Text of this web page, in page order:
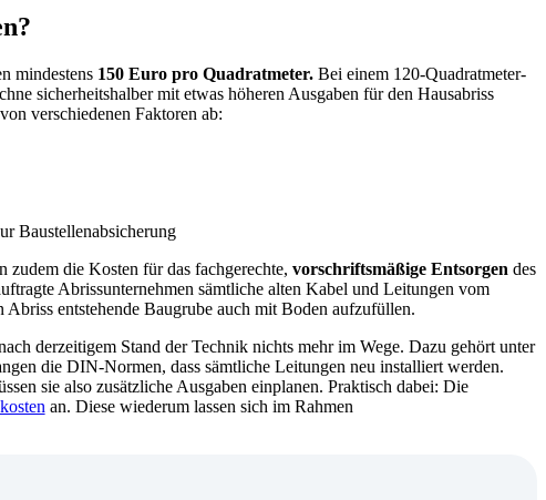
mindestens 150 Euro pro Quadratmeter.Bei einem 120-Quadratmeter-
sicherheitshalber mit etwas höheren Ausgaben für den Hausabriss
verschiedenen Faktoren ab:
Baustellenabsicherung
zudem die Kosten für das fachgerechte, vorschriftsmäßige Entsorgen des
Abrissunternehmen sämtliche alten Kabel und Leitungen vom
entstehende Baugrube auch mit Boden aufzufüllen.
derzeitigem Stand der Technik nichts mehr im Wege. Dazu gehört unter
die DIN-Normen, dass sämtliche Leitungen neu installiert werden.
sie also zusätzliche Ausgaben einplanen. Praktisch dabei: Die
an. Diese wiederum lassen sich im Rahmen